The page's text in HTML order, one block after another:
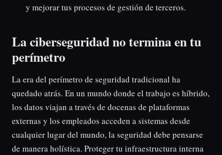
y mejorar tus procesos de gestión de terceros.
La ciberseguridad no termina en tu
perímetro
La era del perímetro de seguridad tradicional ha
quedado atrás. En un mundo donde el trabajo es híbrido,
los datos viajan a través de docenas de plataformas
externas y los empleados acceden a sistemas desde
cualquier lugar del mundo, la seguridad debe pensarse
de manera holística. Proteger tu infraestructura interna